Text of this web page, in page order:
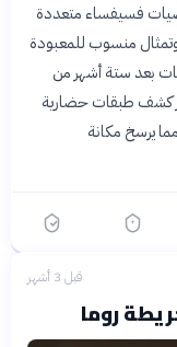
فسيفساء متعددة
منسوب للمعبودة
بعد ستة أشهر من
كشف طبقات حضارية
يرسخ مكانة
قبل 3 أشهر
روما